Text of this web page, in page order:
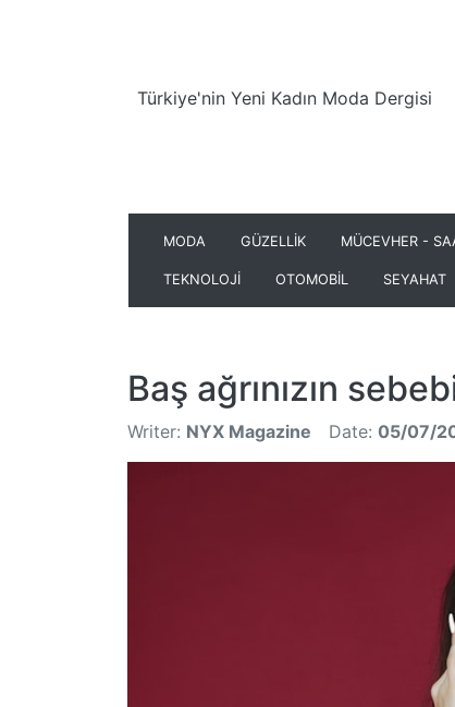
Türkiye'nin Yeni Kadın Moda Dergisi
MODA GÜZELLİK MÜCEVHER -
TEKNOLOJİ OTOMOBİL SEYAHAT
Baş ağrınızın
Writer: NYX Magazine Date: 05/07/